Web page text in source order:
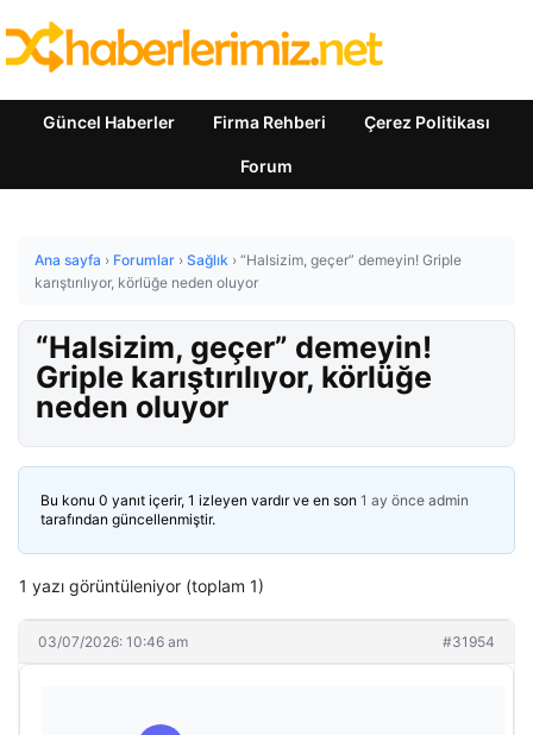
Güncel Haberler Firma Rehberi Çerez Politikası
Forum
Ana sayfa › Forumlar › Sağlık › “Halsizim, geçer” demeyin! Griple
karıştırılıyor, körlüğe neden oluyor
“Halsizim, geçer” demeyin!
Griple karıştırılıyor, körlüğe
neden oluyor
Bu konu 0 yanıt içerir, 1 izleyen vardır ve en son 1 ay önce admin
tarafından güncellenmiştir.
1 yazı görüntüleniyor (toplam 1)
03/07/2026: 10:46 am #31954